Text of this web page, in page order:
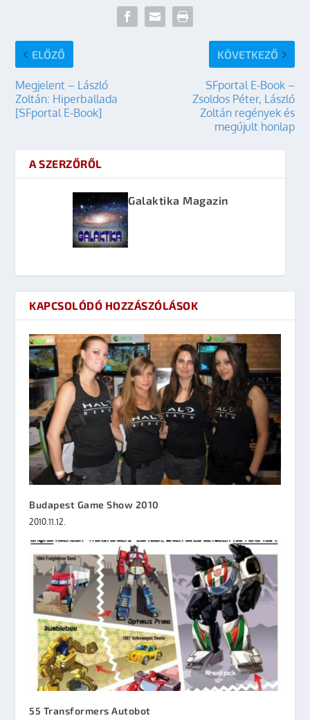
ELŐZŐ
Megjelent – László
Zoltán: Hiperballada
[SFportal E-Book]
KÖVETKEZŐ
SFportal E-Book –
Zsoldos Péter, László
Zoltán regények és
megújult honlap
A SZERZŐRŐL
Galaktika Magazin
KAPCSOLÓDÓ HOZZÁSZÓLÁSOK
Budapest Game Show 2010
2010.11.12.
55 Transformers Autobot